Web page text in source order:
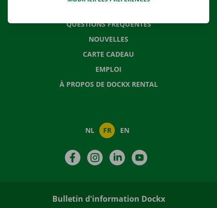
QUESTIONS FRÉQUENTES
NOUVELLES
CARTE CADEAU
EMPLOI
À PROPOS DE DOCKX RENTAL
NL FR EN
FacebookInstagramLinkedIn
Bulletin d'information Dockx